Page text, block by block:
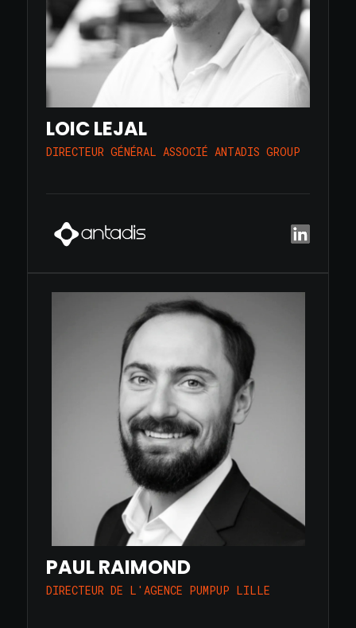
LOIC LEJAL
DIRECTEUR GÉNÉRAL ASSOCIÉ ANTADIS GROUP
PAUL RAIMOND
DIRECTEUR DE L'AGENCE PUMPUP LILLE